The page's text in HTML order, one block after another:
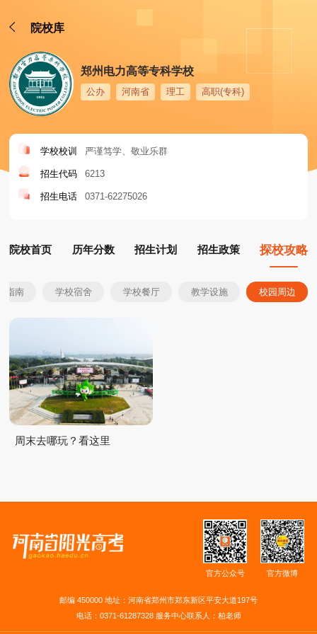
院校库
郑州电力高等专科学校
公办 河南省 理工 高职(专科)
学校校训 严谨笃学、敬业乐群
招生代码 6213
招生电话 0371-62275026
院校首页 历年分数 招生计划 招生政策 探校攻略
指南 学校宿舍 学校餐厅 教学设施 校园周边
周末去哪玩？看这里
官方公众号 官方微博
邮编 450000 地址：河南省郑州市郑东新区平安大道197号
电话：0371-61287328 服务中心联系人：柏老师